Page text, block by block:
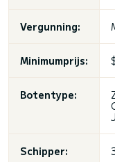
Vergunning:
Minimumprijs:
Botentype:
Schipper: